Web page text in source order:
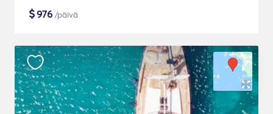
$976 /päivä